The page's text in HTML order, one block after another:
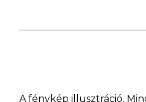
A fénykép illusztráció.